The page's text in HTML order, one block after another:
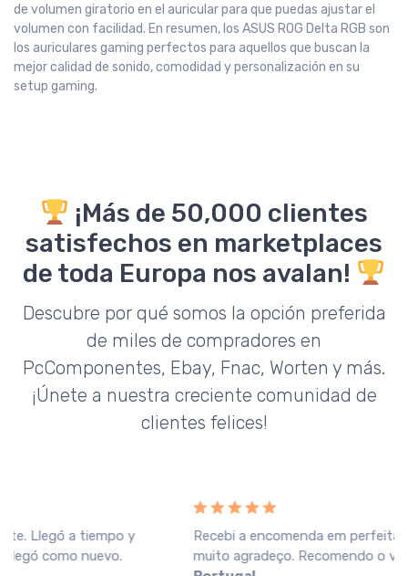
de volumen giratorio en el auricular para que puedas ajustar el
volumen con facilidad. En resumen, los ASUS ROG Delta RGB son
los auriculares gaming perfectos para aquellos que buscan la
mejor calidad de sonido, comodidad y personalización en su
setup gaming.
¡Más de 50,000 clientes
satisfechos en marketplaces
de toda Europa nos avalan!
Descubre por qué somos la opción preferida
de miles de compradores en
PcComponentes, Ebay, Fnac, Worten y más.
¡Únete a nuestra creciente comunidad de
clientes felices!
Recebi a encomenda em perfeitas condições, o que
muito agradeço. Recomendo o vendedor.Fnac